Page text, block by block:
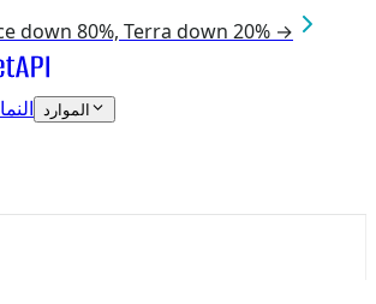
down 80%, Terra down 20% →
الموارد